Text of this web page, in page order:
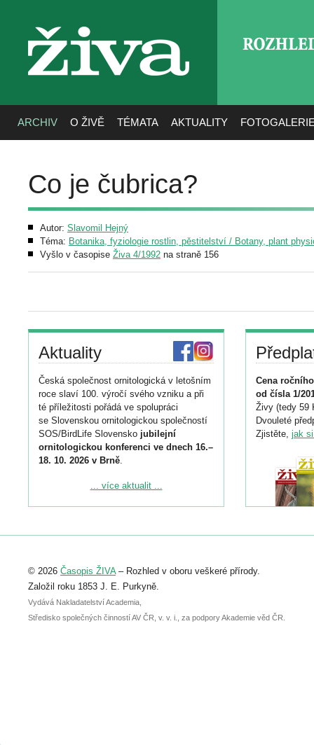
živa
ARCHIV O ŽIVĚ TÉMATA AKTUALITY
Co je čubrica?
Autor: Slavomil Hejný
Téma: Botanika, fyziologie rostlin, pěstitelství / Botany, plant
Vyšlo v časopise Živa 4/1992 na straně 156
Aktuality
Česká společnost ornitologická v letošním
roce slaví 100. výročí svého vzniku a při
té příležitosti pořádá ve spolupráci
se Slovenskou ornitologickou společností
SOS/BirdLife Slovensko jubilejní
ornitologickou konferenci ve dnech 16.–
18. 10. 2026 v Brně.
Podrobnější informace ke konferenci
Registrovat se můžete do 6. září.
abstraktu přihlášené přednášky nebo
posteru je už 30. června.
... více aktualit ...
Cena
od čísla 1/
Živy (tedy 59
Dvouleté
Zjistěte, jak
© 2026 Časopis ŽIVA– Rozhled v oboru veškeré přírody.
Založil roku 1853 J. E. Purkyně.
Vydává Nakladatelství Academia,
Středisko společných činností AV ČR, v. v. i., za podpory Akademie věd ČR.